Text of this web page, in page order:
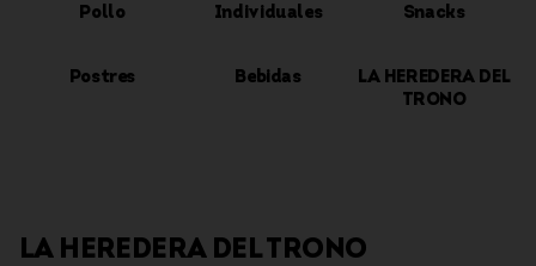
Pollo Individuales Snacks
Postres Bebidas
LA HEREDERA DEL
TRONO
LA HEREDERA DEL TRONO